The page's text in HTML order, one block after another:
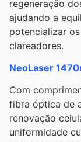
regeneração
ajudando a
potencializar
clareadores.
NeoLaser
Com
fibra óptica de
renovação
uniformidade